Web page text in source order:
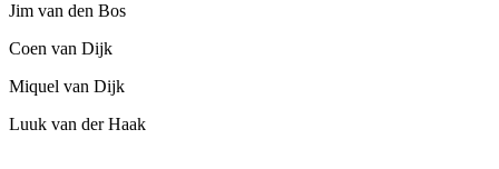
Jim van den Bos
Coen van Dijk
Miquel van Dijk
Luuk van der Haak